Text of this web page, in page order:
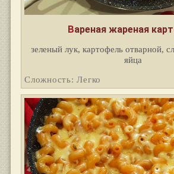
Вареная жареная
зеленый лук, картофель отварной,
яйца
Сложность: Легко